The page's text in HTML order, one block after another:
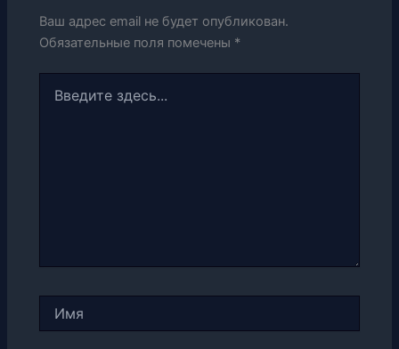
Ваш адрес email не будет опубликован.
Обязательные поля помечены *
здесь...